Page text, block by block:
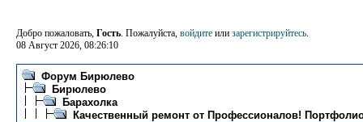
Добро пожаловать, Гость. Пожалуйста, войдите или зарегистрируйтесь.
08 Август 2026, 08:26:10
Форум Бирюлево
Бирюлево
Барахолка
Качественный ремонт от Профессионалов!